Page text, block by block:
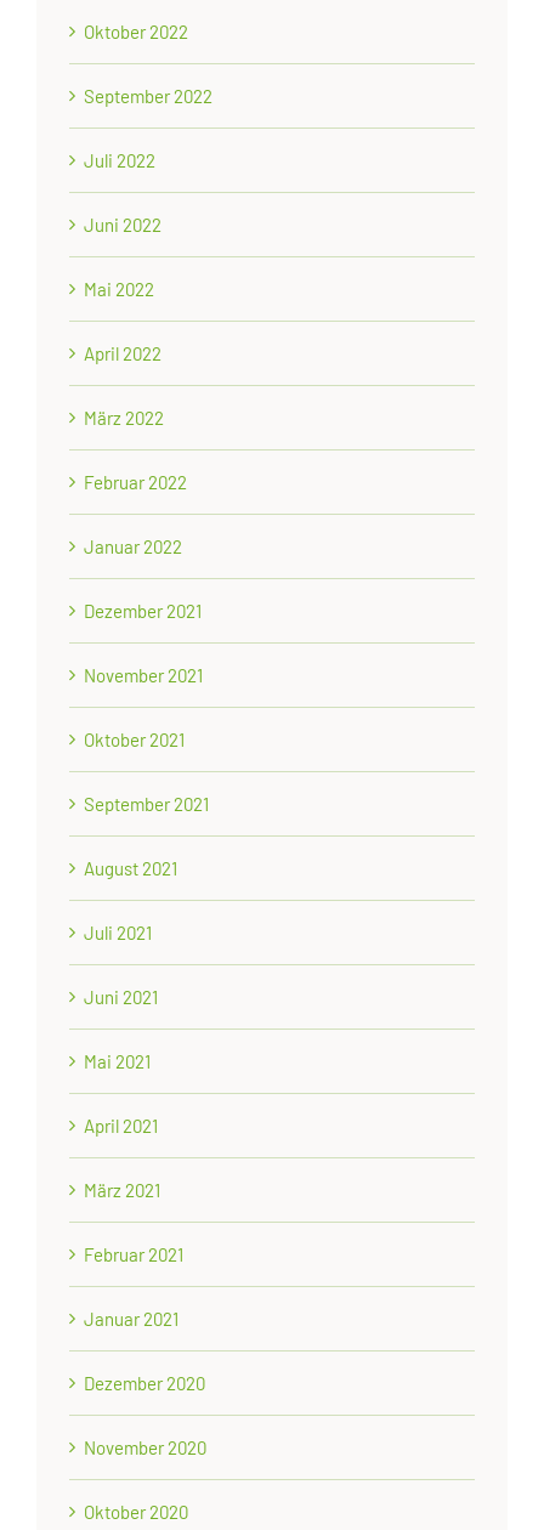
Oktober 2022
September 2022
Juli 2022
Juni 2022
Mai 2022
April 2022
März 2022
Februar 2022
Januar 2022
Dezember 2021
November 2021
Oktober 2021
September 2021
August 2021
Juli 2021
Juni 2021
Mai 2021
April 2021
März 2021
Februar 2021
Januar 2021
Dezember 2020
November 2020
Oktober 2020